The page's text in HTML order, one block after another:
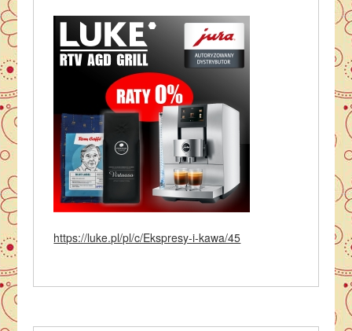
https://luke.pl/pl/c/Ekspresy-i-kawa/45